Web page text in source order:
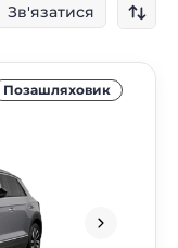
Зв'язатися
Позашляховик